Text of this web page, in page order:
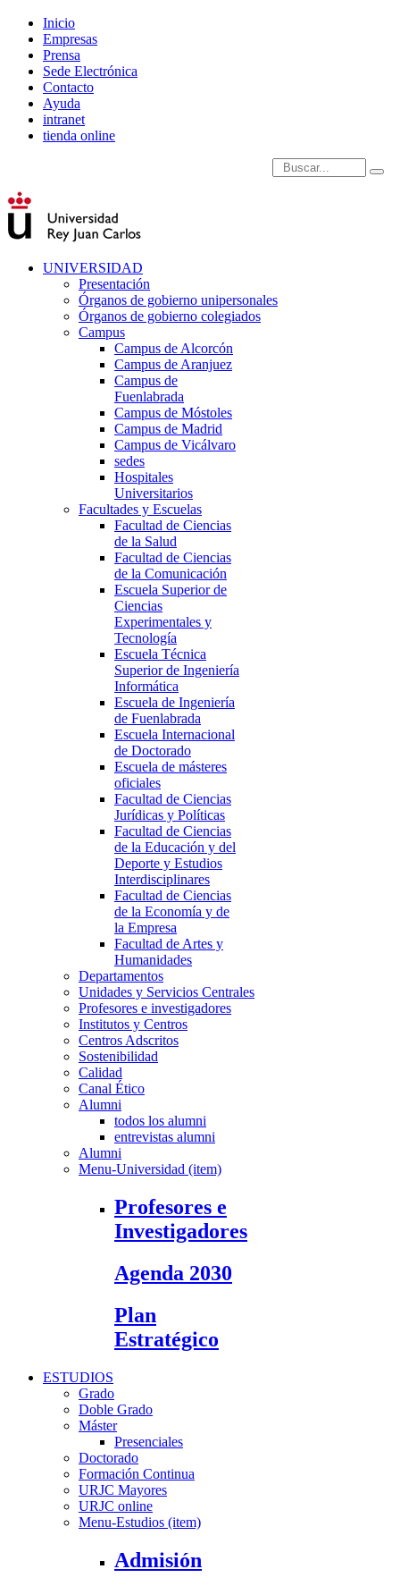
Inicio
Empresas
Prensa
Sede Electrónica
Contacto
Ayuda
intranet
tienda online
Introduce términos de
UNIVERSIDAD
Presentación
Órganos de gobierno unipersonales
Órganos de gobierno colegiados
Campus
Campus de Alcorcón
Campus de Aranjuez
Campus de
Fuenlabrada
Campus de Móstoles
Campus de Madrid
Campus de Vicálvaro
sedes
Hospitales
Universitarios
Facultades y Escuelas
Facultad de Ciencias
de la Salud
Facultad de Ciencias
de la Comunicación
Escuela Superior de
Ciencias
Experimentales y
Tecnología
Escuela Técnica
Superior de Ingeniería
Informática
Escuela de Ingeniería
de Fuenlabrada
Escuela Internacional
de Doctorado
Escuela de másteres
oficiales
Facultad de Ciencias
Jurídicas y Políticas
Facultad de Ciencias
de la Educación y del
Deporte y Estudios
Interdisciplinares
Facultad de Ciencias
de la Economía y de
la Empresa
Facultad de Artes y
Humanidades
Departamentos
Unidades y Servicios Centrales
Profesores e investigadores
Institutos y Centros
Centros Adscritos
Sostenibilidad
Calidad
Canal Ético
Alumni
todos los alumni
entrevistas alumni
Alumni
Menu-Universidad (item)
Profesores e
Investigadores
Agenda 2030
Plan
Estratégico
ESTUDIOS
Grado
Doble Grado
Máster
Presenciales
Doctorado
Formación Continua
URJC Mayores
URJC online
Menu-Estudios (item)
Admisión